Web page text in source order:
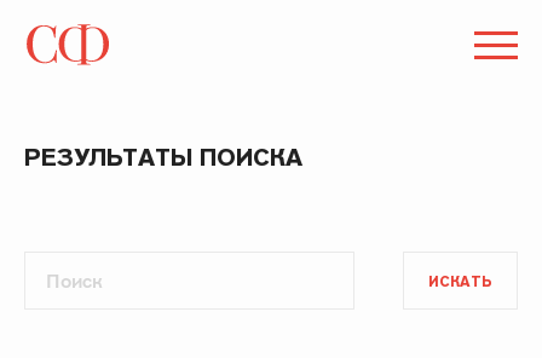
РЕЗУЛЬТАТЫ ПОИСКА
ИСКАТЬ